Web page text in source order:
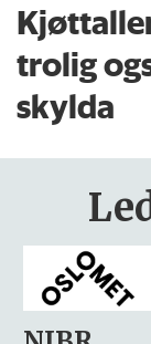
trolig
skylda